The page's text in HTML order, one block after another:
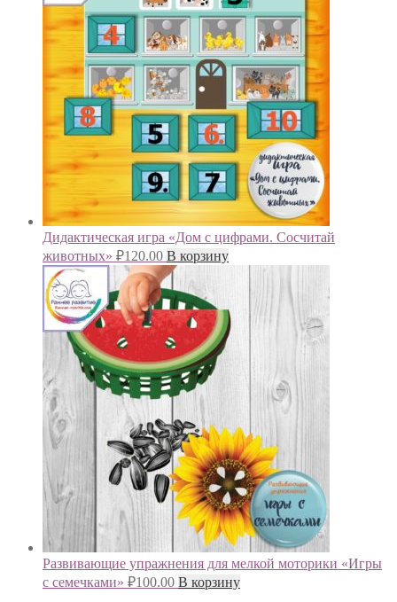
Дидактическая игра «Дом с цифрами. Сосчитай
животных» ₽120.00 В корзину
Развивающие упражнения для мелкой моторики «Игры
с семечками» ₽100.00 В корзину